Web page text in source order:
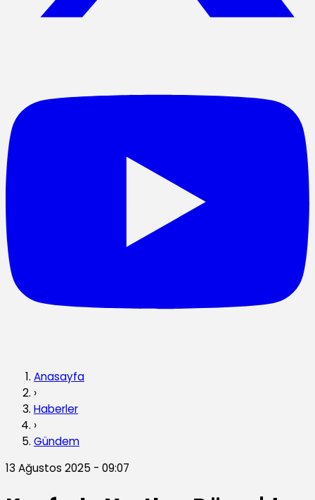
Anasayfa
›
Haberler
›
Gündem
13 Ağustos 2025 - 09:07